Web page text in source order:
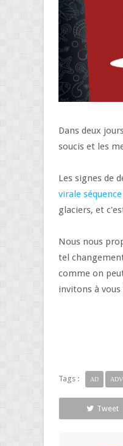
Dans deux
soucis et les
Les signes de
virale séquence
glaciers, et
Nous nous
tel
comme on
invitons à
Tags : AD
Tweet